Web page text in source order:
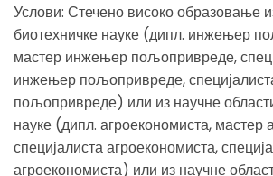
Услови: Стечено високо образовање
биотехничке науке (дипл. инжењер
мастер инжењер пољопривреде,
инжењер пољопривреде,
пољопривреде) или из научне
науке (дипл. агроекономиста, мастер
специјалиста агроекономиста,
агроекономиста) или из научне